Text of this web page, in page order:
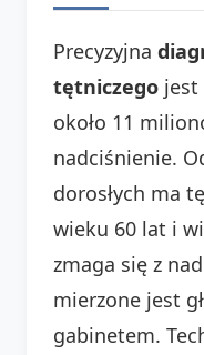
Precyzyjna
tętniczego jest
około 11
nadciśnienie.
dorosłych ma
wieku 60 lat i
zmaga się z
mierzone jest
gabinetem.